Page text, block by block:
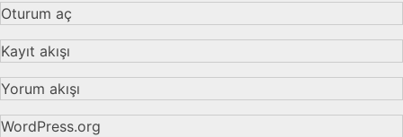
Oturum aç
Kayıt akışı
Yorum akışı
WordPress.org